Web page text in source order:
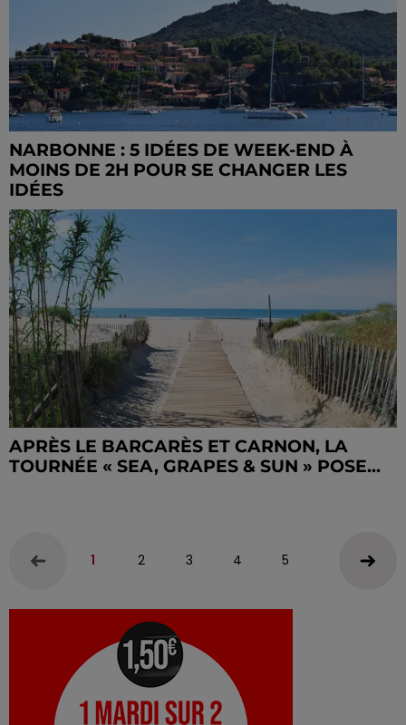
NARBONNE : 5 IDÉES DE WEEK-END À
MOINS DE 2H POUR SE CHANGER LES
IDÉES
APRÈS LE BARCARÈS ET CARNON, LA
TOURNÉE « SEA, GRAPES & SUN » POSE...
1 2 3 4 5